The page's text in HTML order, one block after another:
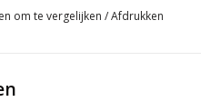
om te vergelijken /Afdrukken